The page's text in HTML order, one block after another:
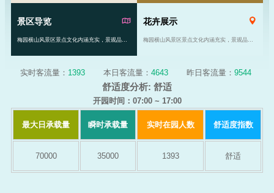
景区导览
梅园横山风景区景点文化内涵充实，景观品位高雅。风景区由原来的81亩发展到现在的千余亩……
花卉展示
梅园横山风景区景点文化内涵充实，景观品位高雅。风景区由原来的81亩发展到现在的千余亩……
实时客流量： 1393 本日客流量： 4643 昨日客流量： 9544
舒适度分析: 舒适
开园时间：07:00 ~ 17:00
最大日承载量 瞬时承载量 实时在园人数 舒适度指数
70000 35000 1393 舒适